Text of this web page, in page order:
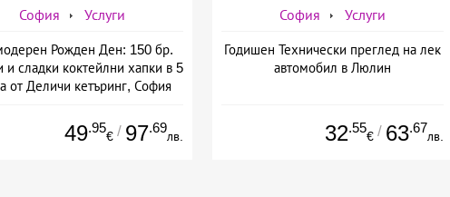
София Услуги
Рожден Ден: 150 бр.
и сладки коктейлни хапки в 5
от Деличи кетъринг, София
49.95
€ / 97.69
лв.
София Услуги
Годишен Технически преглед на лек
автомобил в Люлин
32.55
€ / 63.67
лв.